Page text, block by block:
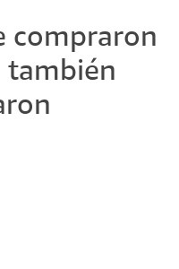
compraron
también